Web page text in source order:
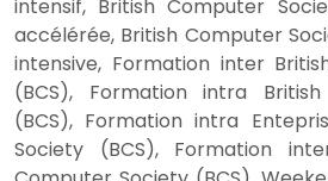
intensif, British Computer
accélérée, British Computer
intensive, Formation inter
(BCS), Formation intra
(BCS), Formation intra
Society (BCS), Formation